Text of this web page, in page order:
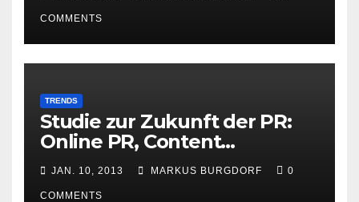
COMMENTS
TRENDS
Studie zur Zukunft der PR:
Online PR, Content
Marketing und Social Media
gewinnen
JAN. 10, 2013 MARKUS BURGDORF 0
COMMENTS